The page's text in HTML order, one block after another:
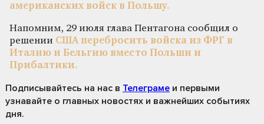
американских войск в Польшу.
Напомним, 29 июля глава Пентагона сообщил о
решении США перебросить войска из ФРГ в
Италию и Бельгию вместо Польши и
Прибалтики.
Подписывайтесь на нас в Телеграме и первыми
узнавайте о главных новостях и важнейших событиях
дня.